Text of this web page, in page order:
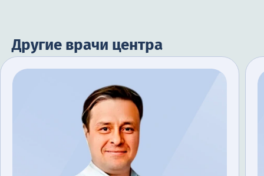
Другие врачи центра